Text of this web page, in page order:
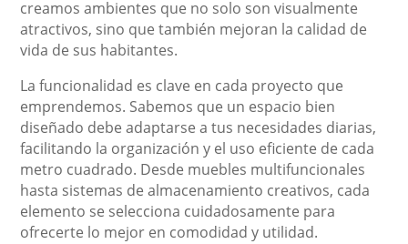
creamos ambientes que no solo son visualmente
atractivos, sino que también mejoran la calidad de
vida de sus habitantes.
La funcionalidad es clave en cada proyecto que
emprendemos. Sabemos que un espacio bien
diseñado debe adaptarse a tus necesidades diarias,
facilitando la organización y el uso eficiente de cada
metro cuadrado. Desde muebles multifuncionales
hasta sistemas de almacenamiento creativos, cada
elemento se selecciona cuidadosamente para
ofrecerte lo mejor en comodidad y utilidad.